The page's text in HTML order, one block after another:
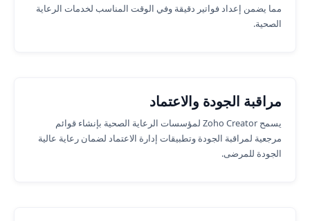
مما يضمن إعداد فواتير دقيقة وفي الوقت المناسب لخدمات الرعاية
الصحية.
مراقبة الجودة والاعتماد
يسمح Zoho Creator لمؤسسات الرعاية الصحية بإنشاء قوائم
مرجعية لمراقبة الجودة وتطبيقات إدارة الاعتماد لضمان رعاية عالية
الجودة للمرضى.